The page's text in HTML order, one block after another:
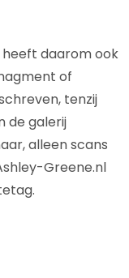
heeft daarom ook
of
tenzij
de galerij
alleen scans
Greene.nl